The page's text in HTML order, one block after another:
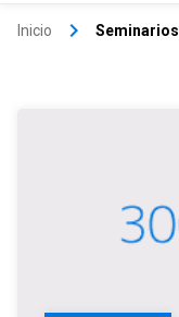
Inicio keyboard_arrow_right Seminarios